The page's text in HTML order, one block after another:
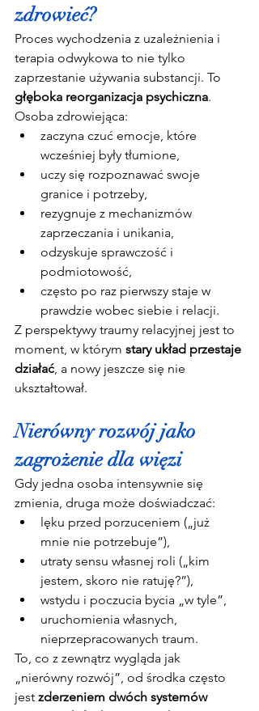
zdrowieć?
Proces wychodzenia z uzależnienia i
terapia odwykowa to nie tylko
zaprzestanie używania substancji. To
głęboka reorganizacja psychiczna.
Osoba zdrowiejąca:
zaczyna czuć emocje, które
wcześniej były tłumione,
uczy się rozpoznawać swoje
granice i potrzeby,
rezygnuje z mechanizmów
zaprzeczania i unikania,
odzyskuje sprawczość i
podmiotowość,
często po raz pierwszy staje w
prawdzie wobec siebie i relacji.
Z perspektywy traumy relacyjnej jest to
moment, w którym stary układ przestaje
działać, a nowy jeszcze się nie
ukształtował.
Nierówny rozwój jako
zagrożenie dla więzi
Gdy jedna osoba intensywnie się
zmienia, druga może doświadczać:
lęku przed porzuceniem („już
mnie nie potrzebuje”),
utraty sensu własnej roli („kim
jestem, skoro nie ratuję?”),
wstydu i poczucia bycia „w tyle”,
uruchomienia własnych,
nieprzepracowanych traum.
To, co z zewnątrz wygląda jak
„nierówny rozwój”, od środka często
jest zderzeniem dwóch systemów